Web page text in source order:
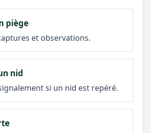
piège
et observations.
nid
si un nid est repéré.